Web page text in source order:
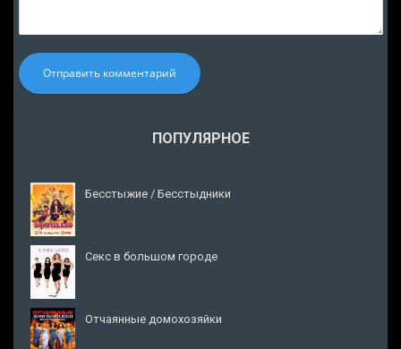
Отправить комментарий
ПОПУЛЯРНОЕ
Бесстыжие / Бесстыдники
Секс в большом городе
Отчаянные домохозяйки